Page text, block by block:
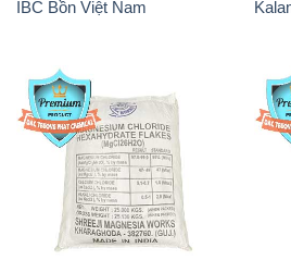
IBC Bồn Việt Nam